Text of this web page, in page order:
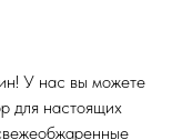
У нас вы можете
для настоящих